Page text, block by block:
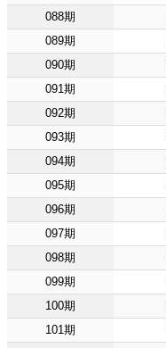
088期
089期
090期
091期
092期
093期
094期
095期
096期
097期
098期
099期
100期
101期